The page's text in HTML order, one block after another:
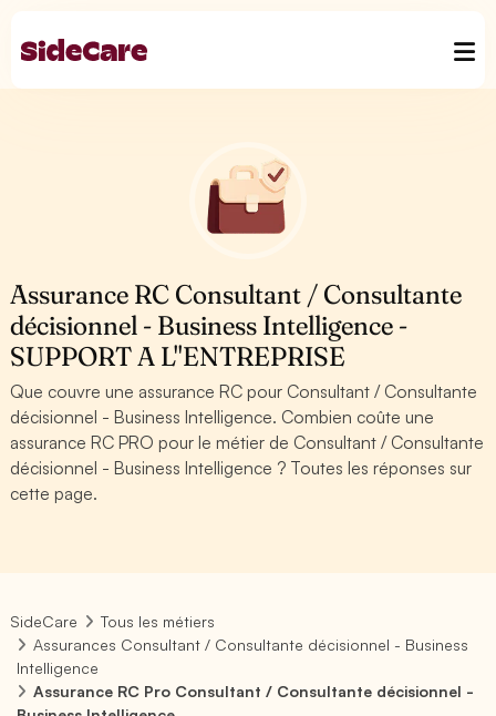
Assurance RC Consultant / Consultante
décisionnel - Business Intelligence -
SUPPORT A L''ENTREPRISE
Que couvre une assurance RC pour Consultant / Consultante
décisionnel - Business Intelligence. Combien coûte une
assurance RC PRO pour le métier de Consultant / Consultante
décisionnel - Business Intelligence ? Toutes les réponses sur
cette page.
SideCare
Tous les métiers
Assurances Consultant / Consultante décisionnel - Business
Intelligence
Assurance RC Pro Consultant / Consultante décisionnel -